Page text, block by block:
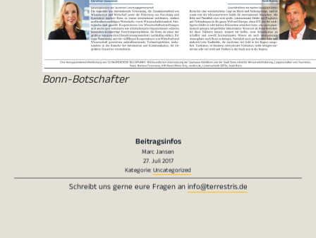
Bonn-Botschafter
Beitragsinfos
Marc Jansen
27. Juli 2017
Kategorie:Uncategorized
Schreibt uns gerne eure Fragen aninfo@terrestris.de